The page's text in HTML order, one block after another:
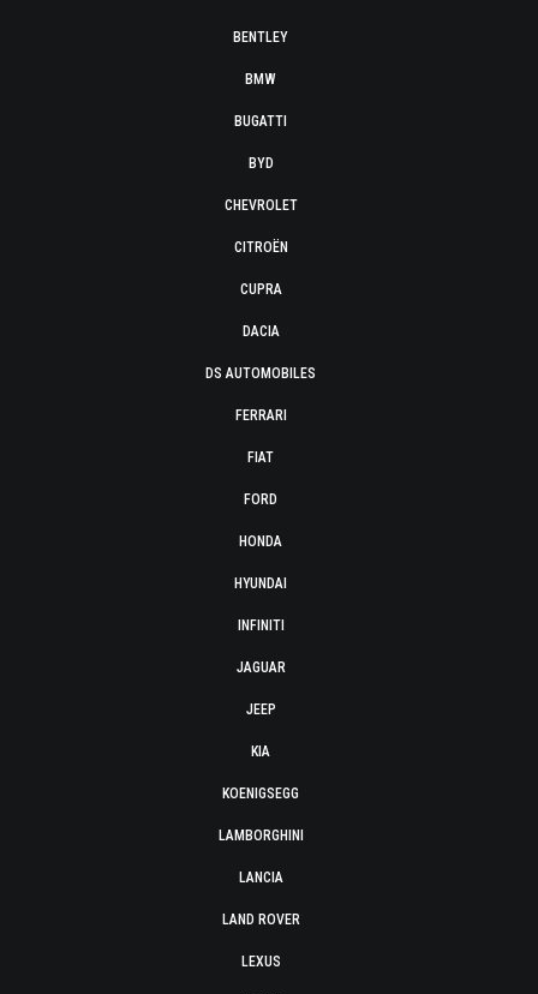
BENTLEY
BMW
BUGATTI
BYD
CHEVROLET
CITROËN
CUPRA
DACIA
DS AUTOMOBILES
FERRARI
FIAT
FORD
HONDA
HYUNDAI
INFINITI
JAGUAR
JEEP
KIA
KOENIGSEGG
LAMBORGHINI
LANCIA
LAND ROVER
LEXUS